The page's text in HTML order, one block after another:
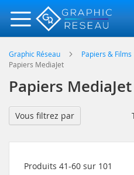
Graphic Réseau Papiers & Films
Papiers MediaJet
Papiers MediaJet
Produits 41-60 sur 101
Vous filtrez par